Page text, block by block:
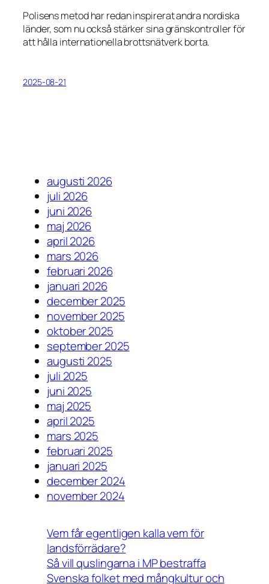
Polisens metod har redan inspirerat andra nordiska
länder, som nu också stärker sina gränskontroller för
att hålla internationella brottsnätverk borta.
2025-08-21
augusti 2026
juli 2026
juni 2026
maj 2026
april 2026
mars 2026
februari 2026
januari 2026
december 2025
november 2025
oktober 2025
september 2025
augusti 2025
juli 2025
juni 2025
maj 2025
april 2025
mars 2025
februari 2025
januari 2025
december 2024
november 2024
Vem får egentligen kalla vem för
landsförrädare?
Så vill quslingarna i MP bestraffa
Svenska folket med mångkultur och